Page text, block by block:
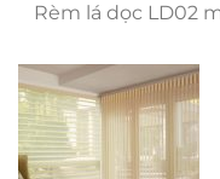
Rèm lá dọc LD02